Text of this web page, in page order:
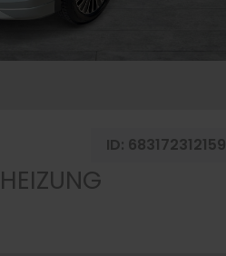
ID: 683172312159